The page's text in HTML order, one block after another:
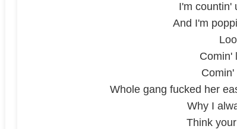
I'm countin'
And I'm
Comin'
Whole gang fucked her
Why I
Think